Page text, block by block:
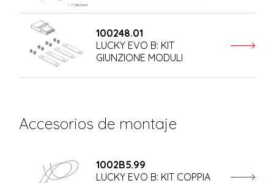
100248.01
LUCKY EVO B: KIT
GIUNZIONE MODULI
Accesorios de montaje
1002B5.99
LUCKY EVO B: KIT COPPIA